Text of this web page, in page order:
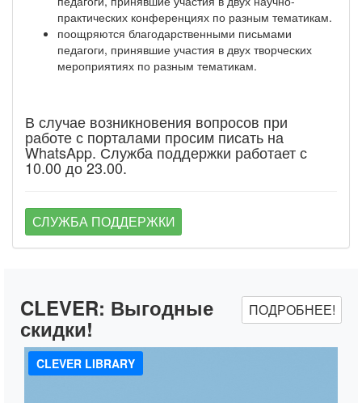
практических конференциях по разным тематикам.
поощряются благодарственными письмами
педагоги, принявшие участия в двух творческих
мероприятиях по разным тематикам.
В случае возникновения вопросов при
работе с порталами просим писать на
WhatsApp. Служба поддержки работает с
10.00 до 23.00.
СЛУЖБА ПОДДЕРЖКИ
CLEVER: Выгодные
скидки!
ПОДРОБНЕЕ!
CLEVER LIBRARY